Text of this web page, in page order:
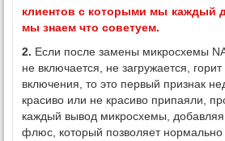
клиентов с которыми мы каждый
мы знаем что советуем.
2. Если после замены микросхемы
не включается, не загружается,
включения, то это первый признак
красиво или не красиво припаяли,
каждый вывод микросхемы,
флюс, который позволяет нормально